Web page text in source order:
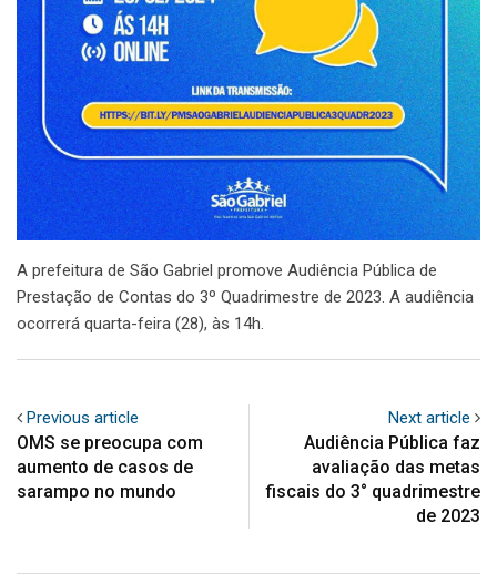
A prefeitura de São Gabriel promove Audiência Pública de
Prestação de Contas do 3º Quadrimestre de 2023. A audiência
ocorrerá quarta-feira (28), às 14h.
Previous article
OMS se preocupa com
aumento de casos de
sarampo no mundo
Next article
Audiência Pública faz
avaliação das metas
fiscais do 3° quadrimestre
de 2023